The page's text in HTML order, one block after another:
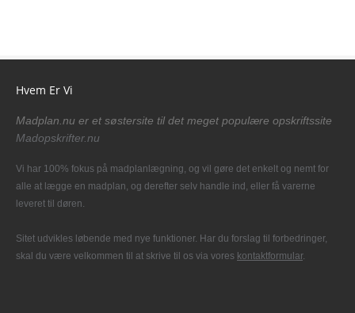
Hvem Er Vi
Madplan.nu er et søstersite til det meget populære opskriftssite
Madopskrifter.nu
Vi har 100% fokus på madplanlægning, og vil gøre det enkelt og nemt for
alle at lægge en madplan, og derefter selv handle ind, eller få varerne
leveret til døren.
Sitet udvikles løbende med nye funktioner. Har du forslag til forbedringer,
skal du være velkommen til at skrive til os via vores kontaktformular.